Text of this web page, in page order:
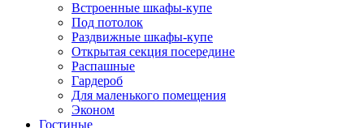
Встроенные шкафы-купе
Под потолок
Раздвижные шкафы-купе
Открытая секция посередине
Распашные
Гардероб
Для маленького помещения
Эконом
Гостиные